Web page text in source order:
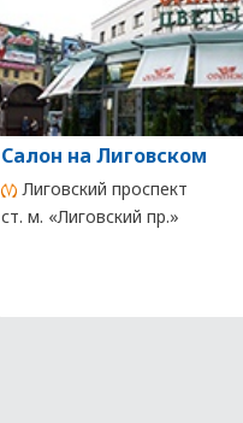
Салон на Лиговском
Лиговский проспект
ст. м. «Лиговский пр.»